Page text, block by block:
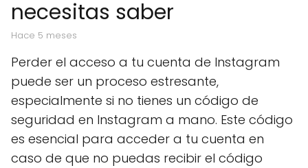
necesitas saber
hace 5 meses
Perder el acceso a tu cuenta de Instagram
puede ser un proceso estresante,
especialmente si no tienes un código de
seguridad en Instagram a mano. Este código
es esencial para acceder a tu cuenta en
caso de que no puedas recibir el código